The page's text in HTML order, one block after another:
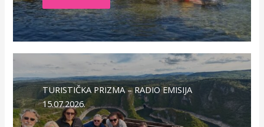
TURISTIČKA PRIZMA – RADIO EMISIJA
15.07.2026.